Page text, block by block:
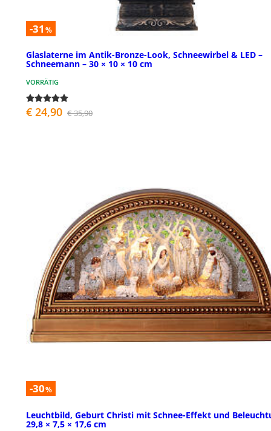
-31 %
Glaslaterne im Antik-Bronze-Look, Schneewirbel & LED –
Schneemann – 30 × 10 × 10 cm
VORRÄTIG
€ 24,90 € 35,90
-30%
Leuchtbild, Geburt Christi mit Schnee-Effekt und
29,8 × 7,5 × 17,6 cm